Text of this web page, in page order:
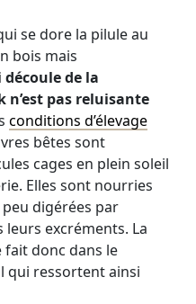
se dore la pilule au
bois mais
de la
pas reluisante
conditions d’élevage
bêtes sont
cages en plein soleil
Elles sont nourries
digérées par
leurs excréments. La
donc dans le
qui ressortent ainsi